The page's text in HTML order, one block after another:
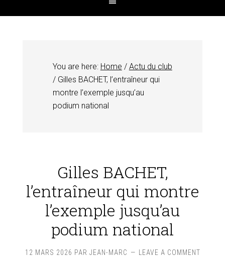
You are here: Home / Actu du club
/Gilles BACHET, l’entraîneur qui
montre l’exemple jusqu’au
podium national
Gilles BACHET,
l’entraîneur qui montre
l’exemple jusqu’au
podium national
12 MARS 2026 PAR JEAN-MARC LEAVE A COMMENT